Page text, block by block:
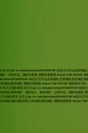
天石,luk tin shek,luktinshek,MFIAP,MFIAP HK,陸天石作品,彩墨
，沙龍作品，攝影技叢書. 國際影藝聯盟 Master FIAP (MFIAP)
HK,陸天石作品,彩墨攝影,意像攝影,創意攝
龍攝影,藝術攝影. 國際影藝聯盟 Master FIAP (MFIAP) 攝影藝術
天石攝影網頁 陸天石,luk tin shek,luktinshek,MFIAP,MFIAP
龍攝影,藝術攝影，攝影論文，藝術攝影，沙龍作品，攝影技叢
石攝影網頁 陸天石,luk tin shek,luktinshek,MFIAP,MFIAP HK,陸
攝影,攝影,攝影網頁,沙龍攝影,藝術攝影. 國際影藝聯盟 Master